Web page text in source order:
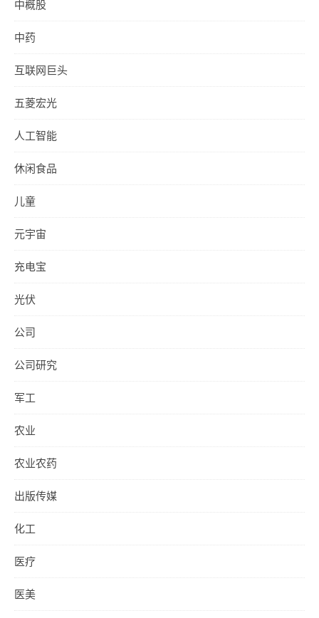
中概股
中药
互联网巨头
五菱宏光
人工智能
休闲食品
儿童
元宇宙
充电宝
光伏
公司
公司研究
军工
农业
农业农药
出版传媒
化工
医疗
医美